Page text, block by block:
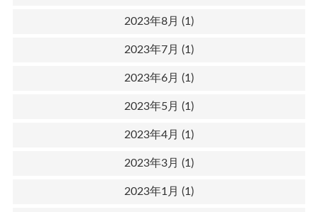
2023年8月 (1)
2023年7月 (1)
2023年6月 (1)
2023年5月 (1)
2023年4月 (1)
2023年3月 (1)
2023年1月 (1)